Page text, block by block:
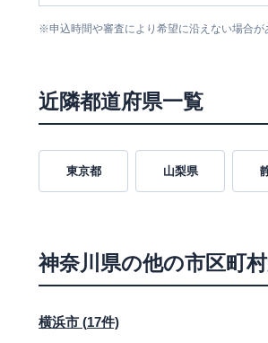
※申込時間や審査により希望に沿えない場合が
近隣都道府県一覧
東京都 山梨県
神奈川県の他の市区町
横浜市 (17件)